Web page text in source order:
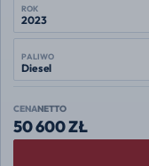
ROK
2023
PALIWO
Diesel
CENANETTO
50 600 ZŁ